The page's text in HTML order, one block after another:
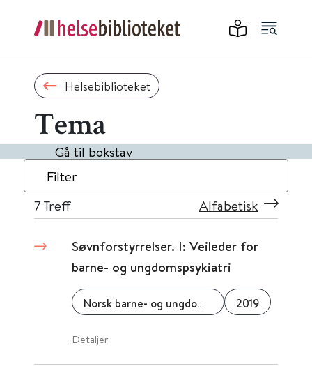
Helsebiblioteket
Tema
Gå til bokstav
Filter
7Treff Alfabetisk
Søvnforstyrrelser. I: Veileder for
barne- og ungdomspsykiatri
Norsk barne- og ungdomspsykiatrisk forening 2019
Detaljer